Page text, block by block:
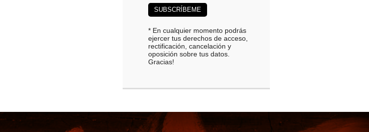
* En cualquier momento podrás
ejercer tus derechos de acceso,
rectificación, cancelación y
oposición sobre tus datos.
Gracias!